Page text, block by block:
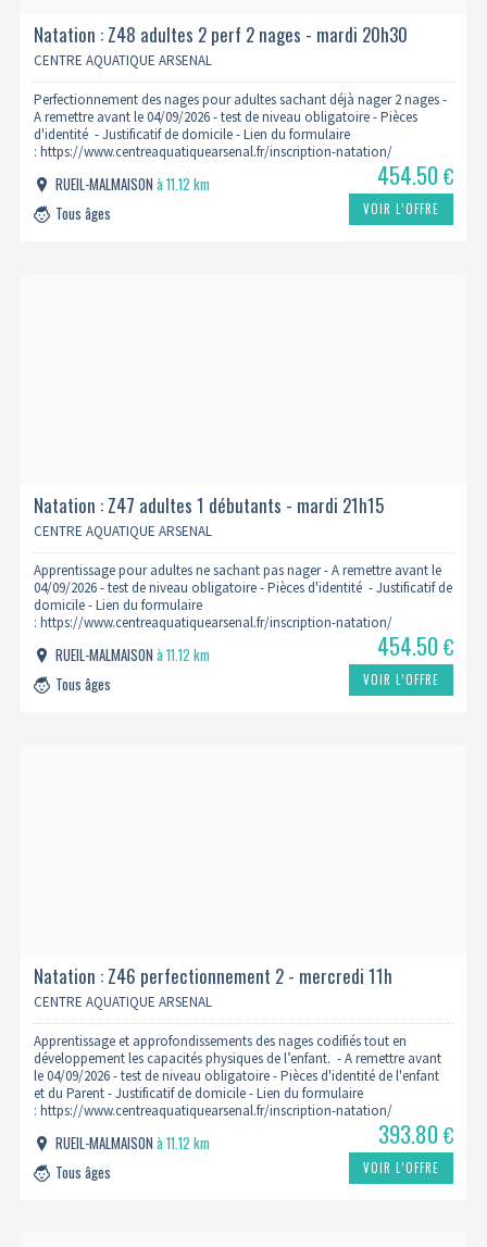
Natation : Z48 adultes 2 perf 2 nages - mardi 20h30
2026/2027
CENTRE AQUATIQUE ARSENAL
Perfectionnement des nages pour adultes sachant déjà nager 2 nages -
A remettre avant le 04/09/2026 - test de niveau obligatoire - Pièces
d'identité - Justificatif de domicile - Lien du formulaire
: https://www.centreaquatiquearsenal.fr/inscription-natation/
RUEIL-MALMAISONà 11.12 km
Tous âges
454.50€
VOIR L’OFFRE
Natation : Z47 adultes 1 débutants - mardi 21h15
2026/2027
CENTRE AQUATIQUE ARSENAL
Apprentissage pour adultes ne sachant pas nager - A remettre avant le
04/09/2026 - test de niveau obligatoire - Pièces d'identité - Justificatif de
domicile - Lien du formulaire
: https://www.centreaquatiquearsenal.fr/inscription-natation/
RUEIL-MALMAISONà 11.12 km
Tous âges
454.50€
VOIR L’OFFRE
Natation : Z46 perfectionnement 2 - mercredi 11h
2026/2027
CENTRE AQUATIQUE ARSENAL
Apprentissage et approfondissements des nages codifiés tout en
développement les capacités physiques de l’enfant. - A remettre avant
le 04/09/2026 - test de niveau obligatoire - Pièces d'identité de l'enfant
et du Parent - Justificatif de domicile - Lien du formulaire
: https://www.centreaquatiquearsenal.fr/inscription-natation/
RUEIL-MALMAISONà 11.12 km
Tous âges
393.80€
VOIR L’OFFRE